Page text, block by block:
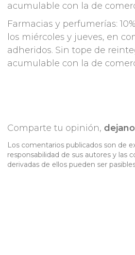
acumulable con la de
Farmacias y perfumerías:
los miércoles y jueves, en
adheridos. Sin tope de
acumulable con la de
Comparte tu opinión,
Los comentarios publicados son de
responsabilidad de sus autores y las
derivadas de ellos pueden ser